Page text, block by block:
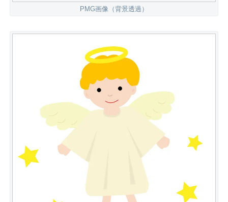
PMG画像（背景透過）